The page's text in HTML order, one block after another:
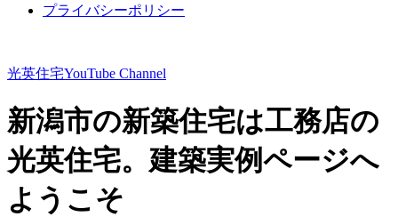
プライバシーポリシー
光英住宅YouTube Channel
新潟市の新築住宅は工務店の
光英住宅。建築実例ページへ
ようこそ